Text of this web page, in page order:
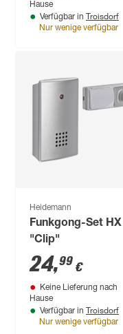
Hause
Verfügbar in Troisdorf
Nur wenige verfügbar
Heidemann
Funkgong-Set HX
"Clip"
24,99 €
Keine Lieferung nach
Hause
Verfügbar in Troisdorf
Nur wenige verfügbar